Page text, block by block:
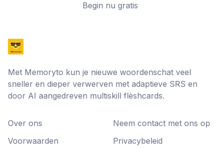
Begin nu gratis
Met Memoryto kun je nieuwe woordenschat veel
sneller en dieper verwerven met adaptieve SRS en
door AI aangedreven multiskill flèshcards.
Over ons
Neem contact met ons op
Voorwaarden
Privacybeleid